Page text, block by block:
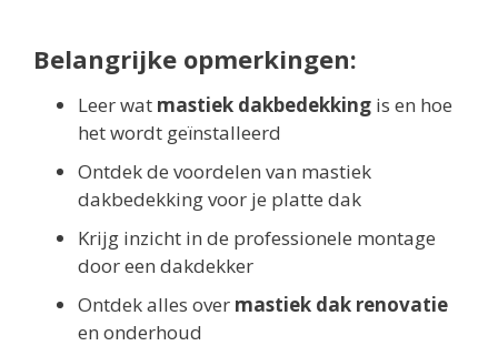
Belangrijke opmerkingen:
Leer wat mastiek dakbedekking is en hoe
het wordt geïnstalleerd
Ontdek de voordelen van mastiek
dakbedekking voor je platte dak
Krijg inzicht in de professionele montage
door een dakdekker
Ontdek alles over mastiek dak renovatie
en onderhoud